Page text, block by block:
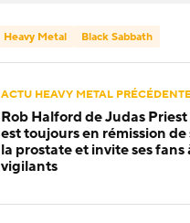
Heavy Metal Black Sabbath
ACTU HEAVY METAL
Rob Halford de Judas
est toujours en rémission
la prostate et invite ses fans
vigilants